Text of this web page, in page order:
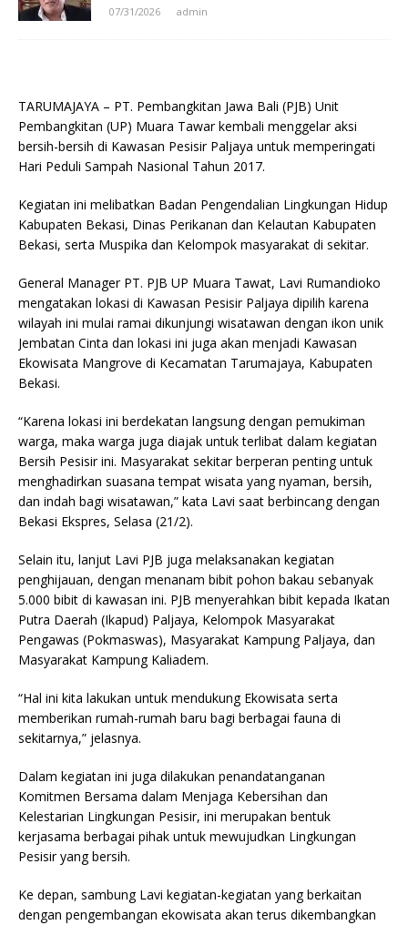
07/31/2026 admin
TARUMAJAYA – PT. Pembangkitan Jawa Bali (PJB) Unit
Pembangkitan (UP) Muara Tawar kembali menggelar aksi
bersih-bersih di Kawasan Pesisir Paljaya untuk memperingati
Hari Peduli Sampah Nasional Tahun 2017.
Kegiatan ini melibatkan Badan Pengendalian Lingkungan Hidup
Kabupaten Bekasi, Dinas Perikanan dan Kelautan Kabupaten
Bekasi, serta Muspika dan Kelompok masyarakat di sekitar.
General Manager PT. PJB UP Muara Tawat, Lavi Rumandioko
mengatakan lokasi di Kawasan Pesisir Paljaya dipilih karena
wilayah ini mulai ramai dikunjungi wisatawan dengan ikon unik
Jembatan Cinta dan lokasi ini juga akan menjadi Kawasan
Ekowisata Mangrove di Kecamatan Tarumajaya, Kabupaten
Bekasi.
“Karena lokasi ini berdekatan langsung dengan pemukiman
warga, maka warga juga diajak untuk terlibat dalam kegiatan
Bersih Pesisir ini. Masyarakat sekitar berperan penting untuk
menghadirkan suasana tempat wisata yang nyaman, bersih,
dan indah bagi wisatawan,” kata Lavi saat berbincang dengan
Bekasi Ekspres, Selasa (21/2).
Selain itu, lanjut Lavi PJB juga melaksanakan kegiatan
penghijauan, dengan menanam bibit pohon bakau sebanyak
5.000 bibit di kawasan ini. PJB menyerahkan bibit kepada Ikatan
Putra Daerah (Ikapud) Paljaya, Kelompok Masyarakat
Pengawas (Pokmaswas), Masyarakat Kampung Paljaya, dan
Masyarakat Kampung Kaliadem.
“Hal ini kita lakukan untuk mendukung Ekowisata serta
memberikan rumah-rumah baru bagi berbagai fauna di
sekitarnya,” jelasnya.
Dalam kegiatan ini juga dilakukan penandatanganan
Komitmen Bersama dalam Menjaga Kebersihan dan
Kelestarian Lingkungan Pesisir, ini merupakan bentuk
kerjasama berbagai pihak untuk mewujudkan Lingkungan
Pesisir yang bersih.
Ke depan, sambung Lavi kegiatan-kegiatan yang berkaitan
dengan pengembangan ekowisata akan terus dikembangkan